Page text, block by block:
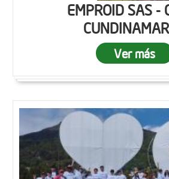
EMPROID SAS -
Ver más